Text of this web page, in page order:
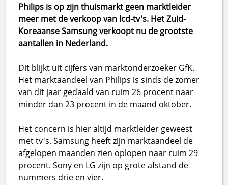
Philips is op zijn thuismarkt geen marktleider
meer met de verkoop van lcd-tv's. Het Zuid-
Koreaanse Samsung verkoopt nu de grootste
aantallen in Nederland.
Dit blijkt uit cijfers van marktonderzoeker GfK.
Het marktaandeel van Philips is sinds de zomer
van dit jaar gedaald van ruim 26 procent naar
minder dan 23 procent in de maand oktober.
Het concern is hier altijd marktleider geweest
met tv's. Samsung heeft zijn marktaandeel de
afgelopen maanden zien oplopen naar ruim 29
procent. Sony en LG zijn op grote afstand de
nummers drie en vier.